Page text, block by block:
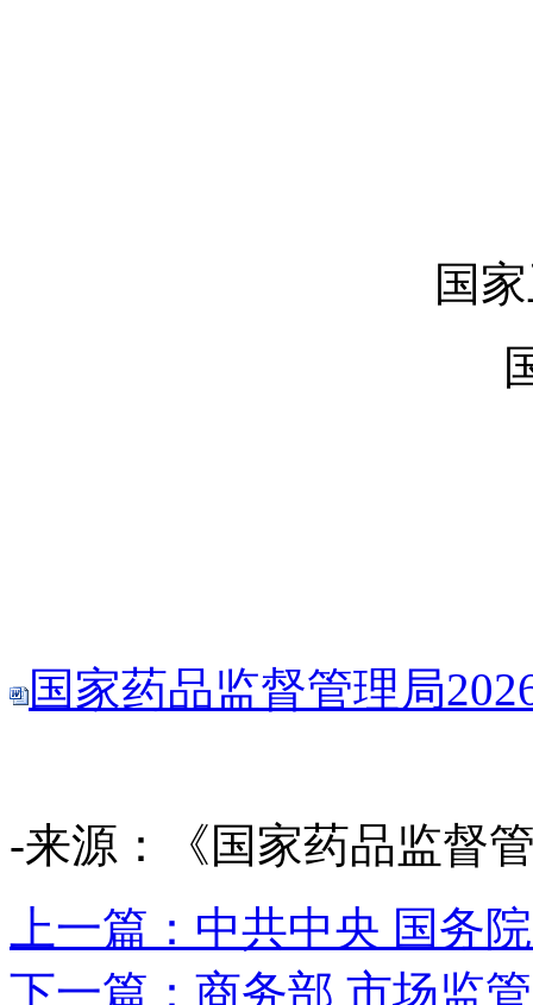
国
国家药品监督管理局
-来源：《国家药品监督
上一篇：中共中央 国务
下一篇：商务部 市场监